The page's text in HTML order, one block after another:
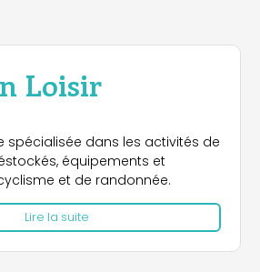
Loisir
spécialisée dans les activités de
équipements et
et de randonnée.
Lire la suite